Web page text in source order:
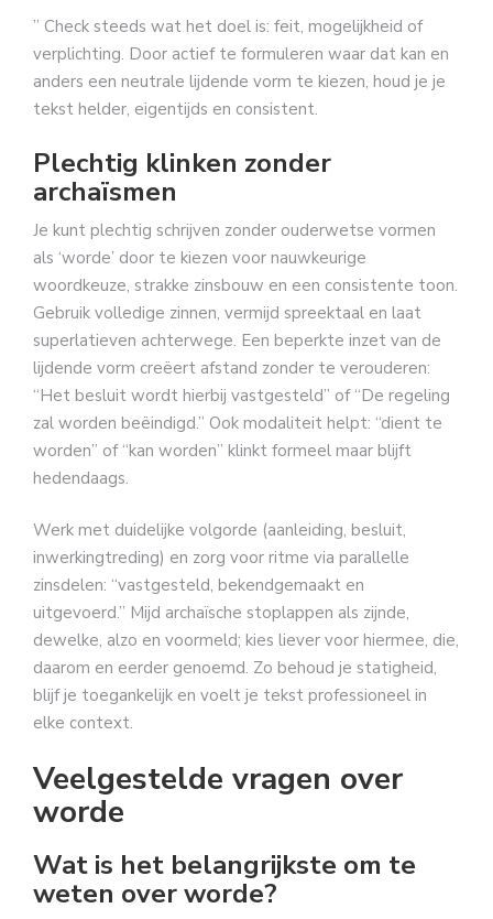
” Check steeds wat het doel is: feit, mogelijkheid of
verplichting. Door actief te formuleren waar dat kan en
anders een neutrale lijdende vorm te kiezen, houd je je
tekst helder, eigentijds en consistent.
Plechtig klinken zonder
archaïsmen
Je kunt plechtig schrijven zonder ouderwetse vormen
als ‘worde’ door te kiezen voor nauwkeurige
woordkeuze, strakke zinsbouw en een consistente toon.
Gebruik volledige zinnen, vermijd spreektaal en laat
superlatieven achterwege. Een beperkte inzet van de
lijdende vorm creëert afstand zonder te verouderen:
“Het besluit wordt hierbij vastgesteld” of “De regeling
zal worden beëindigd.” Ook modaliteit helpt: “dient te
worden” of “kan worden” klinkt formeel maar blijft
hedendaags.
Werk met duidelijke volgorde (aanleiding, besluit,
inwerkingtreding) en zorg voor ritme via parallelle
zinsdelen: “vastgesteld, bekendgemaakt en
uitgevoerd.” Mijd archaïsche stoplappen als zijnde,
dewelke, alzo en voormeld; kies liever voor hiermee, die,
daarom en eerder genoemd. Zo behoud je statigheid,
blijf je toegankelijk en voelt je tekst professioneel in
elke context.
Veelgestelde vragen over
worde
Wat is het belangrijkste om te
weten over worde?